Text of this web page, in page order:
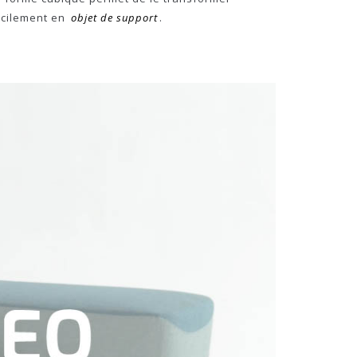
en objet de support.